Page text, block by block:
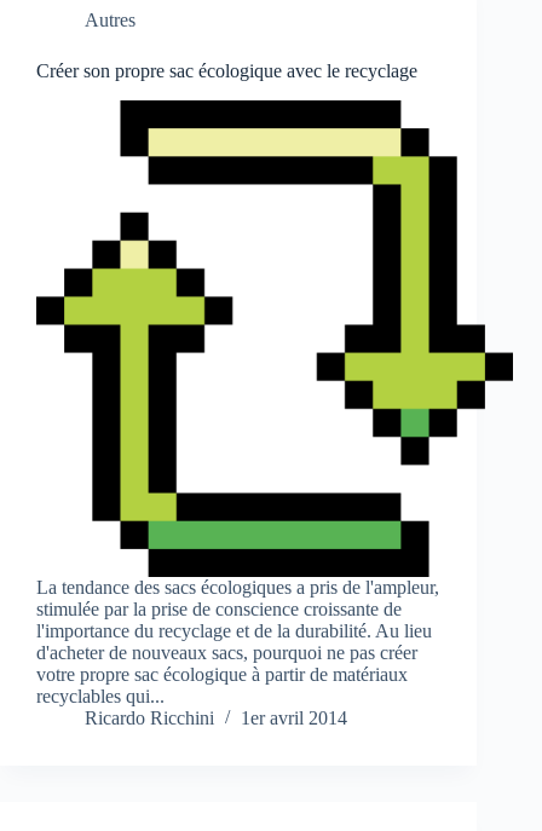
Autres
Créer son propre sac écologique avec le recyclage
La tendance des sacs écologiques a pris de l'ampleur,
stimulée par la prise de conscience croissante de
l'importance du recyclage et de la durabilité. Au lieu
d'acheter de nouveaux sacs, pourquoi ne pas créer
votre propre sac écologique à partir de matériaux
recyclables qui...
Ricardo Ricchini
1er avril 2014